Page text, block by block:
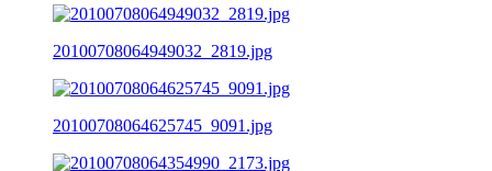
20100708064949032_2819.jpg
20100708064625745_9091.jpg